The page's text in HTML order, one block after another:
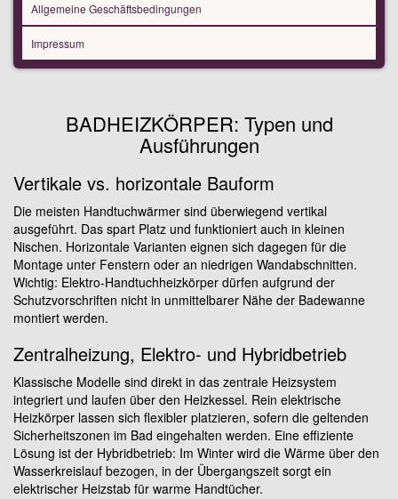
Allgemeine Geschäftsbedingungen
Impressum
BADHEIZKÖRPER: Typen und
Ausführungen
Vertikale vs. horizontale Bauform
Die meisten Handtuchwärmer sind überwiegend vertikal
ausgeführt. Das spart Platz und funktioniert auch in kleinen
Nischen. Horizontale Varianten eignen sich dagegen für die
Montage unter Fenstern oder an niedrigen Wandabschnitten.
Wichtig: Elektro-Handtuchheizkörper dürfen aufgrund der
Schutzvorschriften nicht in unmittelbarer Nähe der Badewanne
montiert werden.
Zentralheizung, Elektro- und Hybridbetrieb
Klassische Modelle sind direkt in das zentrale Heizsystem
integriert und laufen über den Heizkessel. Rein elektrische
Heizkörper lassen sich flexibler platzieren, sofern die geltenden
Sicherheitszonen im Bad eingehalten werden. Eine effiziente
Lösung ist der Hybridbetrieb: Im Winter wird die Wärme über den
Wasserkreislauf bezogen, in der Übergangszeit sorgt ein
elektrischer Heizstab für warme Handtücher.